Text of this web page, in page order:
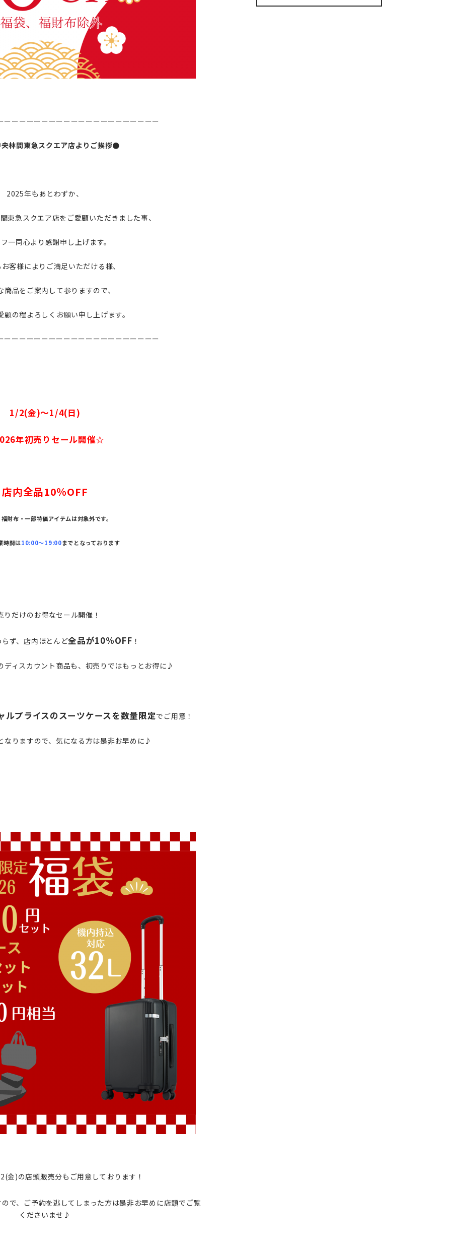
ーーーーーーーーーーーーーーーーーーーーー
林間東急スクエア店よりご挨拶●
2025年もあとわずか、
東急スクエア店をご愛顧いただきました事、
一同心より感謝申し上げます。
客様によりご満足いただける様、
商品をご案内して参りますので、
顧の程よろしくお願い申し上げます。
ーーーーーーーーーーーーーーーーーーーーー
1/2(金)～1/4(日)
年初売りセール開催☆
店内全品10％OFF
財布・一部特価アイテムは対象外です。
時間は10:00～19:00までとなっております
りだけのお得なセール開催！
ず、店内ほとんど全品が10%OFF ！
ディスカウント商品も、初売りではもっとお得に♪
ルプライスのスーツケースを数量限定でご用意！
なりますので、気になる方は是非お早めに♪
金)の店頭販売分もご用意しております！
ので、ご予約を逃してしまった方は是非お早めに店頭でご覧
くださいませ♪